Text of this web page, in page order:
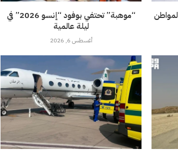
“موهبة” تحتفي بوفود “إنسو 2026” في
ليلة عالمية
أغسطس 6, 2026